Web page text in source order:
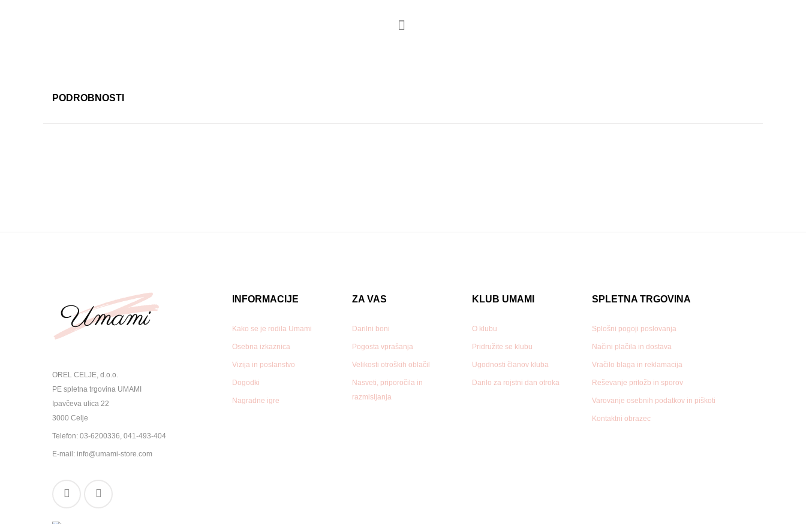
PODROBNOSTI
OREL CELJE, d.o.o.
PE spletna trgovina UMAMI
Ipavčeva ulica 22
3000 Celje
Telefon: 03-6200336 041-493-404
E-mail: info@umami-store.com
INFORMACIJE
Kako se je rodila Umami
Osebna izkaznica
Vizija in poslanstvo
Dogodki
Nagradne igre
ZA VAS
Darilni boni
Pogosta vprašanja
Velikosti otroških oblačil
Nasveti, priporočila in
razmisljanja
KLUB UMAMI
O klubu
Pridružite se klubu
Ugodnosti članov kluba
Darilo za rojstni dan otroka
SPLETNA TRGOVINA
Splošni pogoji poslovanja
Načini plačila in dostava
Vračilo blaga in reklamacija
Reševanje pritožb in sporov
Varovanje osebnih podatkov in piškoti
Kontaktni obrazec